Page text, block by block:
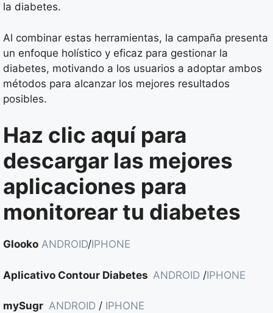
la diabetes.
Al combinar estas herramientas, la campaña presenta
un enfoque holístico y eficaz para gestionar la
diabetes, motivando a los usuarios a adoptar ambos
métodos para alcanzar los mejores resultados
posibles.
Haz clic aquí para
descargar las mejores
aplicaciones para
monitorear tu diabetes
Glooko ANDROID/IPHONE
Aplicativo Contour Diabetes ANDROID /IPHONE
mySugr ANDROID / IPHONE